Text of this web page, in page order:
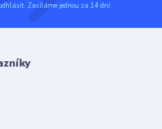
Zasíláme jednou za 14 dní.